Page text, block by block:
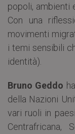
popoli, ambienti
Con una
movimenti
i temi sensibili
identità).
Bruno Geddo
della Nazioni
vari ruoli in
Centrafricana,